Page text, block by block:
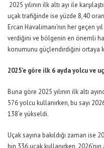
2025 yılının ilk altı ayı ile
uçak trafiğinde ise yüzde 8,40
Ercan Havalimanı’nın her geçen
verdiğini ve bölgenin en önemli
konumunu güçlendirdiğini ortaya
2025’e göre ilk 6 ayda yolcu ve
Buna göre 2025 yılının ilk altı
576yolcu kullanırken, bu sayı 202
138’e yükseldi.
Uçak sayına bakıldığı zaman ise